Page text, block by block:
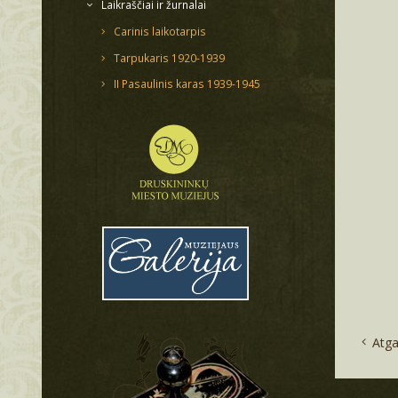
Laikraščiai ir žurnalai
Carinis laikotarpis
Tarpukaris 1920-1939
II Pasaulinis karas 1939-1945